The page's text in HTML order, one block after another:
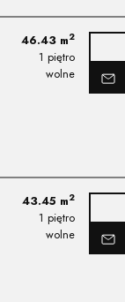
46.43 m2
1 piętro
wolne
43.45 m2
1 piętro
wolne